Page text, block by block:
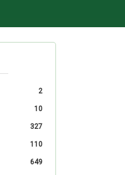
2
10
327
110
649